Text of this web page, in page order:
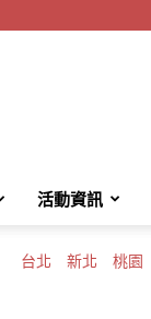
活動資訊
台北 新北 桃園